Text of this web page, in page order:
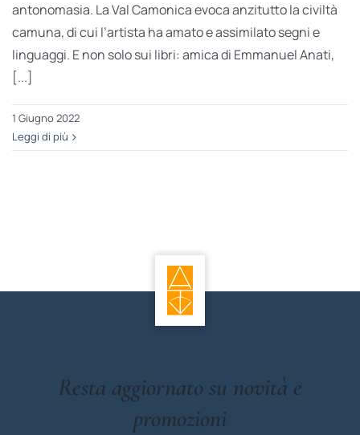
antonomasia. La Val Camonica evoca anzitutto la civiltà
camuna, di cui l’artista ha amato e assimilato segni e
linguaggi. E non solo sui libri: amica di Emmanuel Anati,
[...]
1 Giugno 2022
Leggi di più
Resta aggiornato su novità e
promozioni